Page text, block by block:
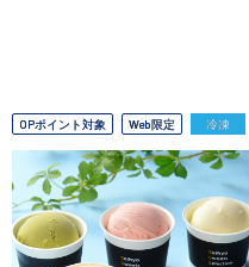
OPポイント対象 Web限定 冷凍